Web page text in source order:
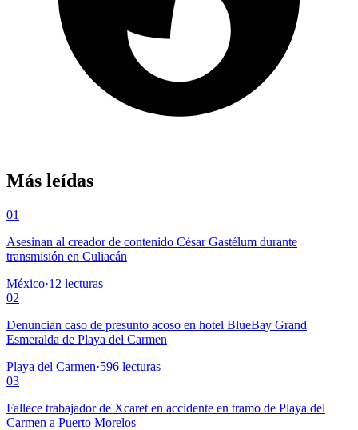
Más leídas
01
Asesinan al creador de contenido César Gastélum durante
transmisión en Culiacán
México·12 lecturas
02
Denuncian caso de presunto acoso en hotel BlueBay Grand
Esmeralda de Playa del Carmen
Playa del Carmen·596 lecturas
03
Fallece trabajador de Xcaret en accidente en tramo de Playa del
Carmen a Puerto Morelos